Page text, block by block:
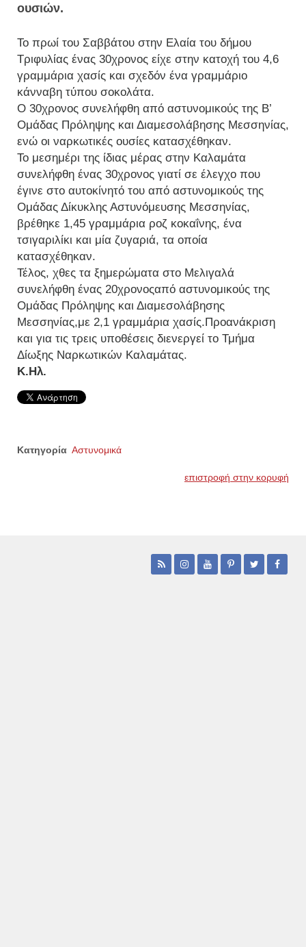
ουσιών.
Το πρωί του Σαββάτου στην Ελαία του δήμου
Τριφυλίας ένας 30χρονος είχε στην κατοχή του 4,6
γραμμάρια χασίς και σχεδόν ένα γραμμάριο
κάνναβη τύπου σοκολάτα.
Ο 30χρονος συνελήφθη από αστυνομικούς της Β’
Ομάδας Πρόληψης και Διαμεσολάβησης Μεσσηνίας,
ενώ οι ναρκωτικές ουσίες κατασχέθηκαν.
Το μεσημέρι της ίδιας μέρας στην Καλαμάτα
συνελήφθη ένας 30χρονος γιατί σε έλεγχο που
έγινε στο αυτοκίνητό του από αστυνομικούς της
Ομάδας Δίκυκλης Αστυνόμευσης Μεσσηνίας,
βρέθηκε 1,45 γραμμάρια ροζ κοκαΐνης, ένα
τσιγαριλίκι και μία ζυγαριά, τα οποία
κατασχέθηκαν.
Τέλος, χθες τα ξημερώματα στο Μελιγαλά
συνελήφθη ένας 20χρονοςαπό αστυνομικούς της
Ομάδας Πρόληψης και Διαμεσολάβησης
Μεσσηνίας,με 2,1 γραμμάρια χασίς.Προανάκριση
και για τις τρεις υποθέσεις διενεργεί το Τμήμα
Δίωξης Ναρκωτικών Καλαμάτας.
Κ.Ηλ.
Κατηγορία Αστυνομικά
επιστροφή στην κορυφή